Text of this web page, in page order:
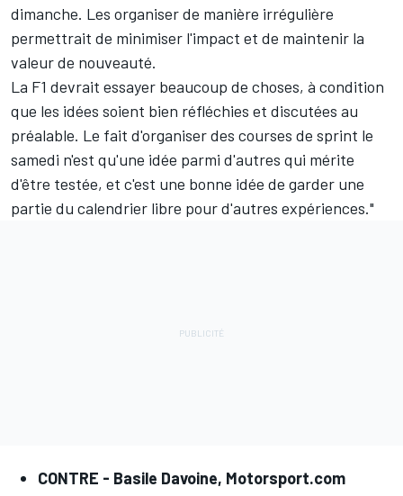
dimanche. Les organiser de manière irrégulière
permettrait de minimiser l'impact et de maintenir la
valeur de nouveauté.
La F1 devrait essayer beaucoup de choses, à condition
que les idées soient bien réfléchies et discutées au
préalable. Le fait d'organiser des courses de sprint le
samedi n'est qu'une idée parmi d'autres qui mérite
d'être testée, et c'est une bonne idée de garder une
partie du calendrier libre pour d'autres expériences."
CONTRE - Basile Davoine, Motorsport.com